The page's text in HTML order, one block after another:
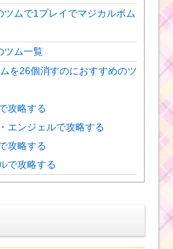
ムで1プレイでマジカルボム
ツム一覧
を26個消すのにおすすめのツ
攻略する
エンジェルで攻略する
攻略する
で攻略する